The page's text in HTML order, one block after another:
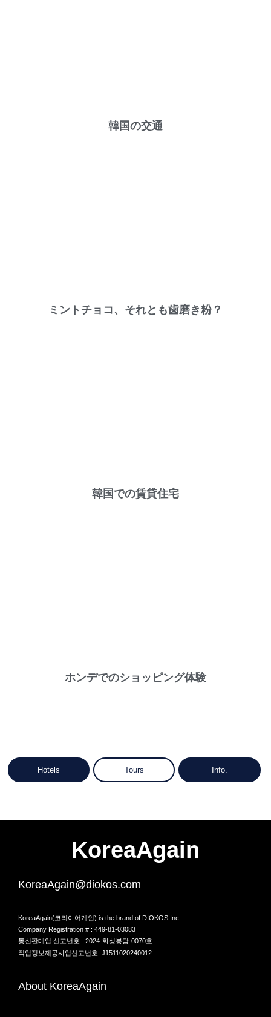
韓国の交通
ミントチョコ、それとも歯磨き粉？
韓国での賃貸住宅
ホンデでのショッピング体験
Hotels Tours Info.
KoreaAgain
KoreaAgain@diokos.com
KoreaAgain(코리아어게인) is the brand of DIOKOS Inc.
Company Registration # : 449-81-03083
통신판매업 신고번호 : 2024-화성봉담-0070호
직업정보제공사업신고번호: J1511020240012
About KoreaAgain